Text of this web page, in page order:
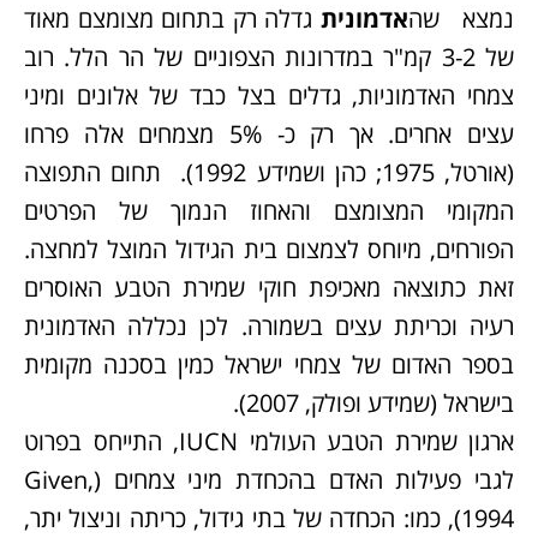
נמצא שהאדמונית גדלה רק בתחום מצומצם מאוד
של 3-2 קמ"ר במדרונות הצפוניים של הר הלל. רוב
צמחי האדמוניות, גדלים בצל כבד של אלונים ומיני
עצים אחרים. אך רק כ- 5% מצמחים אלה פרחו
(אורטל, 1975; כהן ושמידע 1992). תחום התפוצה
המקומי המצומצם והאחוז הנמוך של הפרטים
הפורחים, מיוחס לצמצום בית הגידול המוצל למחצה.
זאת כתוצאה מאכיפת חוקי שמירת הטבע האוסרים
רעיה וכריתת עצים בשמורה. לכן נכללה האדמונית
בספר האדום של צמחי ישראל כמין בסכנה מקומית
בישראל (שמידע ופולק, 2007).
ארגון שמירת הטבע העולמי IUCN, התייחס בפרוט
לגבי פעילות האדם בהכחדת מיני צמחים (Given,
1994), כמו: הכחדה של בתי גידול, כריתה וניצול יתר,